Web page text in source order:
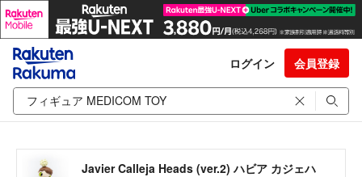
ログイン 会員登録
Javier Calleja Heads (ver.2) ハビア カジェハ